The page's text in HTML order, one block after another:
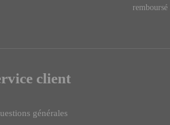
client
générales